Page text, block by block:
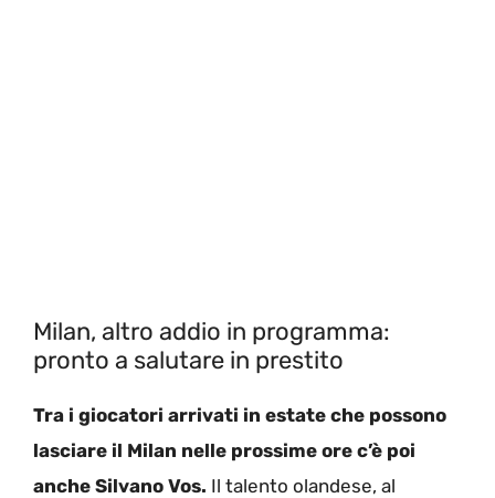
Milan, altro addio in programma:
pronto a salutare in prestito
Tra i giocatori arrivati in estate che possono
lasciare il Milan nelle prossime ore c’è poi
anche Silvano Vos. Il talento olandese, al